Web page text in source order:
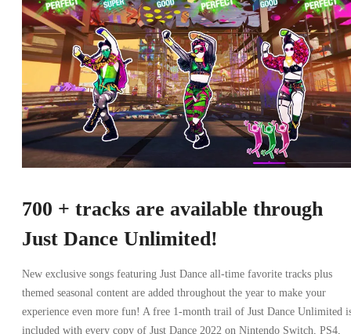
700 + tracks are available through
Just Dance Unlimited!
New exclusive songs featuring Just Dance all-time favorite tracks plus
themed seasonal content are added throughout the year to make your
experience even more fun! A free 1-month trail of Just Dance Unlimited
included with every copy of Just Dance 2022 on Nintendo Switch, PS4,